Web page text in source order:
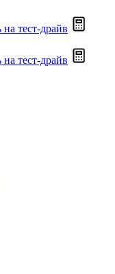
на тест-драйв
на тест-драйв